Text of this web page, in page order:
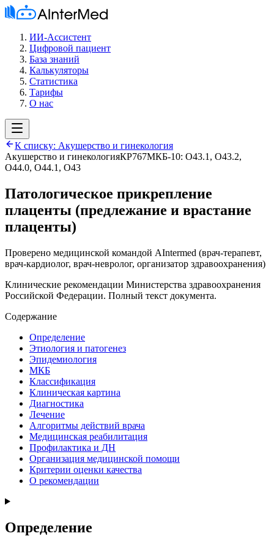
ИИ-Ассистент
Цифровой пациент
База знаний
Калькуляторы
Статистика
Тарифы
О нас
К списку: Акушерство и гинекология
Акушерство и гинекологияКР767МКБ-10: O43.1, O43.2,
O44.0, O44.1, O43
Патологическое прикрепление
плаценты (предлежание и врастание
плаценты)
Проверено медицинской командой AIntermed (врач-терапевт,
врач-кардиолог, врач-невролог, организатор здравоохранения)
Клинические рекомендации Министерства здравоохранения
Российской Федерации. Полный текст документа.
Содержание
Определение
Этиология и патогенез
Эпидемиология
МКБ
Классификация
Клиническая картина
Диагностика
Лечение
Алгоритмы действий врача
Медицинская реабилитация
Профилактика и ДН
Организация медицинской помощи
Критерии оценки качества
О рекомендации
Определение